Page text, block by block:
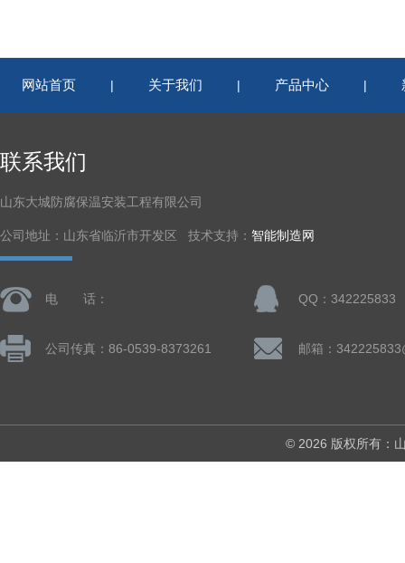
网站首页 | 关于我们 | 产品中心 |
联系我们
山东大城防腐保温安装工程有限公司
公司地址：山东省临沂市开发区 技术支持： 智能制造网
电 话： QQ：342225833
公司传真：86-0539-8373261 邮箱：
© 2026 版权所有：